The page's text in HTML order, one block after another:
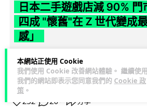
本網站正使用 Cookie
我們使用 Cookie 改善網站體驗。 繼續使用
我們的網站即表示您同意我們的 Cookie 政
策 。
日本二手遊戲店減 90% 門
四成 "懷舊"在 Z 世代變成
感」
日本零售巨頭 GEO 將懷舊遊戲銷售門市從
99 間，但銷售額卻不降反升至過往的 1.4 倍
收」奇蹟，... 閱讀全文
252 20 ↗ 分享